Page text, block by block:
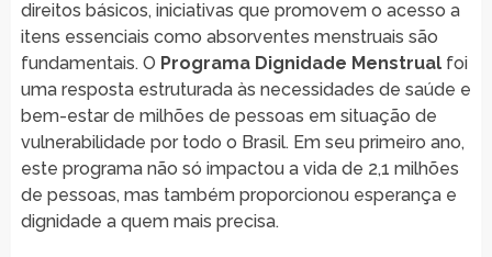
direitos básicos, iniciativas que promovem o acesso a
itens essenciais como absorventes menstruais são
fundamentais. O Programa Dignidade Menstrualfoi
uma resposta estruturada às necessidades de saúde e
bem-estar de milhões de pessoas em situação de
vulnerabilidade por todo o Brasil. Em seu primeiro ano,
este programa não só impactou a vida de 2,1 milhões
de pessoas, mas também proporcionou esperança e
dignidade a quem mais precisa.